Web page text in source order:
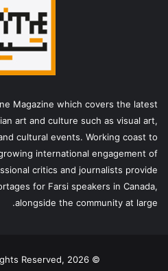
Magazine which covers the latest
art and culture such as visual art,
cultural events. Working coast to
international engagement of
critics and journalists provide
for Farsi speakers in Canada,
alongside the community at large.
© Titre Mag · All Rights Reserved, 2026